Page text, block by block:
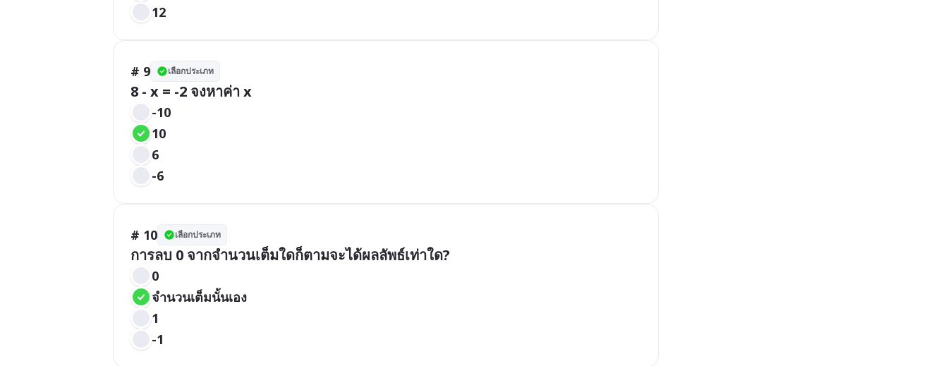
12
# 9 เลือกประเภท
8 - x = -2 จงหาค่า x
-10
10
6
-6
# 10 เลือกประเภท
การลบ 0 จากจำนวนเต็มใดก็ตามจะได้ผลลัพธ์เท่าใด?
0
จำนวนเต็มนั้นเอง
1
-1